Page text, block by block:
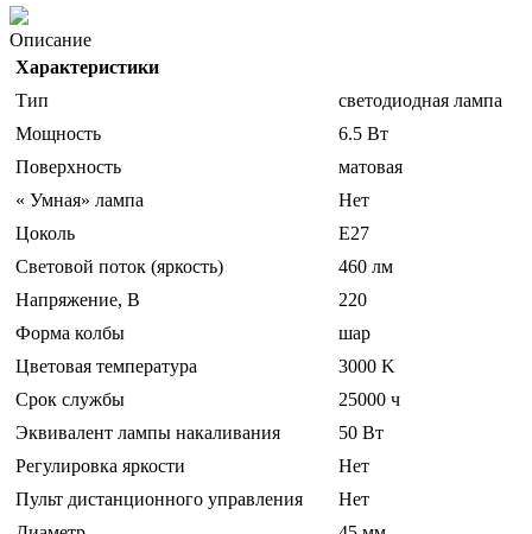
Описание
Характеристики
Тип
светодиодная лампа
Мощность
6.5 Вт
Поверхность
матовая
« Умная» лампа
Нет
Цоколь
E27
Световой поток (яркость)
460 лм
Напряжение, В
220
Форма колбы
шар
Цветовая температура
3000 K
Срок службы
25000 ч
Эквивалент лампы накаливания
50 Вт
Регулировка яркости
Нет
Пульт дистанционного управления
Нет